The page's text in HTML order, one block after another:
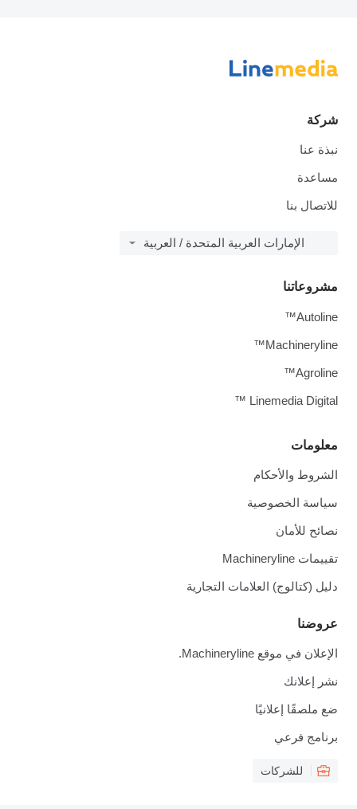
شركة
نبذة عنا
مساعدة
للاتصال بنا
الإمارات العربية المتحدة / العربية
معلومات
الشروط والأحكام
سياسة الخصوصية
نصائح للأمان
تقييمات Machineryline
دليل (كتالوج) العلامات التجارية
عروضنا
الإعلان في موقع Machineryline.
نشر إعلانك
ضع ملصقًا إعلانيًا
برنامج فرعي
للشركات
مشروعاتنا
Autoline™
Machineryline™
Agroline™
Linemedia Digital ™